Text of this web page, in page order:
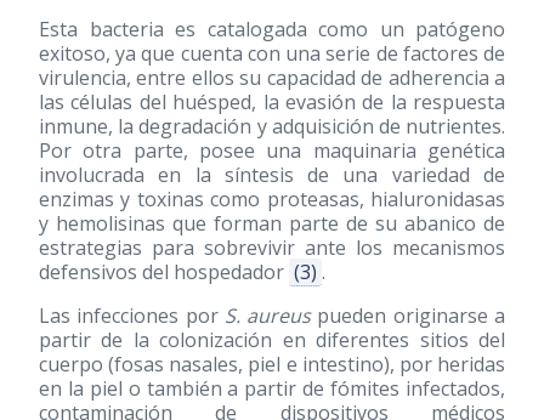
Esta bacteria es catalogada como un patógeno
exitoso, ya que cuenta con una serie de factores de
virulencia, entre ellos su capacidad de adherencia a
las células del huésped, la evasión de la respuesta
inmune, la degradación y adquisición de nutrientes.
Por otra parte, posee una maquinaria genética
involucrada en la síntesis de una variedad de
enzimas y toxinas como proteasas, hialuronidasas
y hemolisinas que forman parte de su abanico de
estrategias para sobrevivir ante los mecanismos
defensivos del hospedador (3) .
Las infecciones por S. aureuspueden originarse a
partir de la colonización en diferentes sitios del
cuerpo (fosas nasales, piel e intestino), por heridas
en la piel o también a partir de fómites infectados,
contaminación de dispositivos médicos